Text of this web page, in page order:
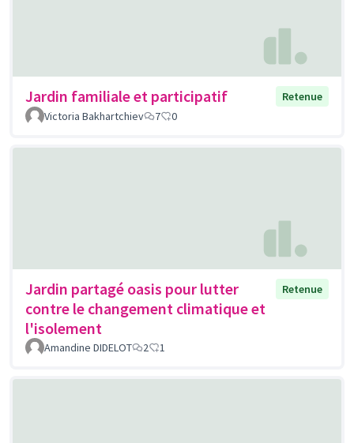
Jardin familiale et participatif
Retenue
Victoria Bakhartchiev
7 0
Jardin partagé oasis pour lutter
contre le changement climatique et
l'isolement
Retenue
Amandine DIDELOT 2 1